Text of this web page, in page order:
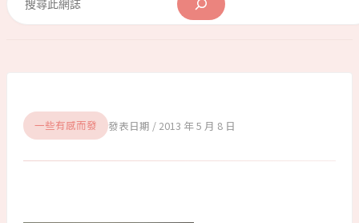
一些有感而發 2013 年 5 月 8 日